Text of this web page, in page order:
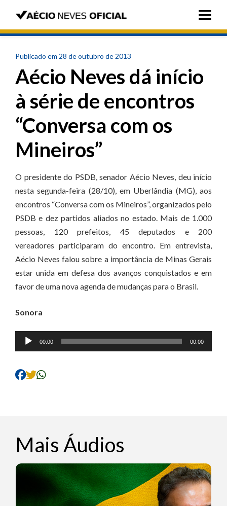
Publicado em 28 de outubro de 2013
Aécio Neves dá início
à série de encontros
“Conversa com os
Mineiros”
O presidente do PSDB, senador Aécio Neves, deu início
nesta segunda-feira (28/10), em Uberlândia (MG), aos
encontros “Conversa com os Mineiros”, organizados pelo
PSDB e dez partidos aliados no estado. Mais de 1.000
pessoas, 120 prefeitos, 45 deputados e 200
vereadores participaram do encontro. Em entrevista,
Aécio Neves falou sobre a importância de Minas Gerais
estar unida em defesa dos avanços conquistados e em
favor de uma nova agenda de mudanças para o Brasil.
Sonora
Tocador
de
00:00 00:00
Mais Áudios